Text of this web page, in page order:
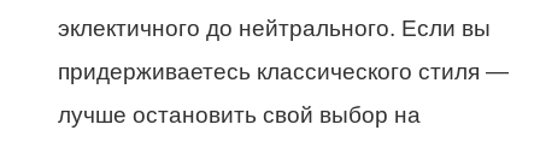
эклектичного до нейтрального. Если вы
придерживаетесь классического стиля —
лучше остановить свой выбор на